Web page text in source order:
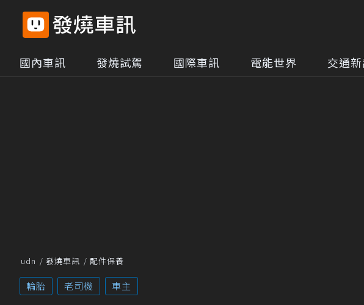
國內車訊 發燒試駕 國際車訊 電能世界 交通
udn 發燒車訊 配件保養
輪胎 老司機 車主